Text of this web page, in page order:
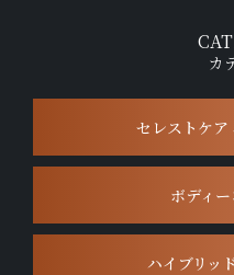
カ
セレストケ
ボディ
ハイブリッ